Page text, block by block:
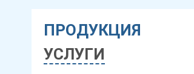
ПРОДУКЦИЯ
УСЛУГИ